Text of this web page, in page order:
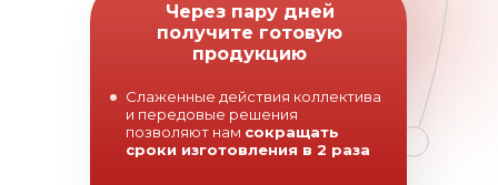
Через пару дней
получите готовую
продукцию
Слаженные действия коллектива
и передовые решения
позволяют нам сокращать
сроки изготовления в 2 раза